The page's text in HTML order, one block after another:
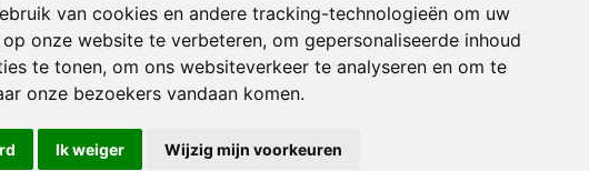
van cookies en andere tracking-technologieën om uw
onze website te verbeteren, om gepersonaliseerde inhoud
te tonen, om ons websiteverkeer te analyseren en om te
onze bezoekers vandaan komen.
Ik weiger Wijzig mijn voorkeuren